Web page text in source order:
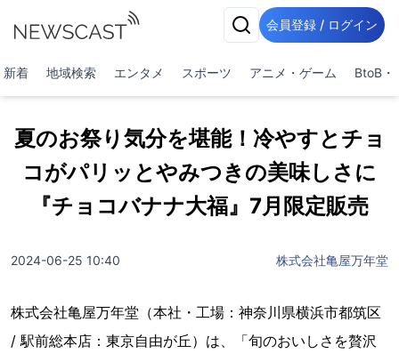
会員登録 / ログイン
新着 地域検索 エンタメ スポーツ アニメ・ゲーム BtoB・
夏のお祭り気分を堪能！冷やすとチョ
コがパリッとやみつきの美味しさに
『チョコバナナ大福』7月限定販売
2024-06-25 10:40 株式会社亀屋万年堂
株式会社亀屋万年堂（本社・工場：神奈川県横浜市都筑区
/ 駅前総本店：東京自由が丘）は、「旬のおいしさを贅沢